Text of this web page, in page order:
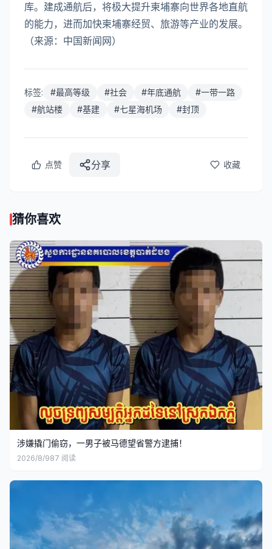
库。建成通航后，将极大提升柬埔寨向世界各地直航
的能力，进而加快柬埔寨经贸、旅游等产业的发展。
（来源：中国新闻网）
标签: #最高等级 #社会 #年底通航 #一带一路
#航站楼 #基建 #七星海机场 #封顶
点赞 分享 收藏
猜你喜欢
涉嫌撬门偷窃，一男子被马德望省警方逮捕！
2026/8/987 阅读